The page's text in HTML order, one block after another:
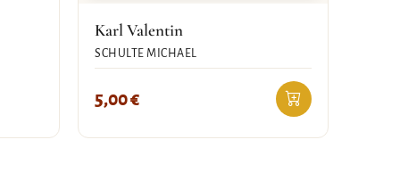
Karl Valentin
SCHULTE MICHAEL
5,00€